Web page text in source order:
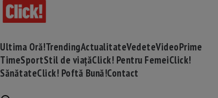
Ultima Oră!TrendingActualitateVedeteVideoPrime
TimeSportStil de viațăClick! Pentru FemeiClick!
SănătateClick! Poftă Bună!Contact